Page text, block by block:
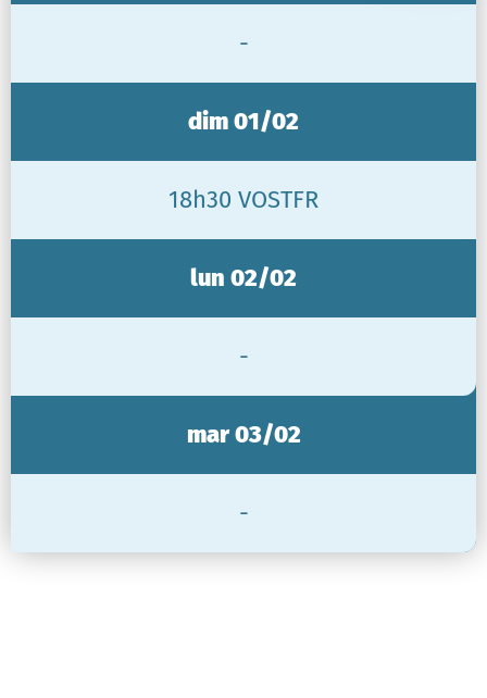
-
dim 01/02
18h30 VOSTFR
lun 02/02
-
mar 03/02
-